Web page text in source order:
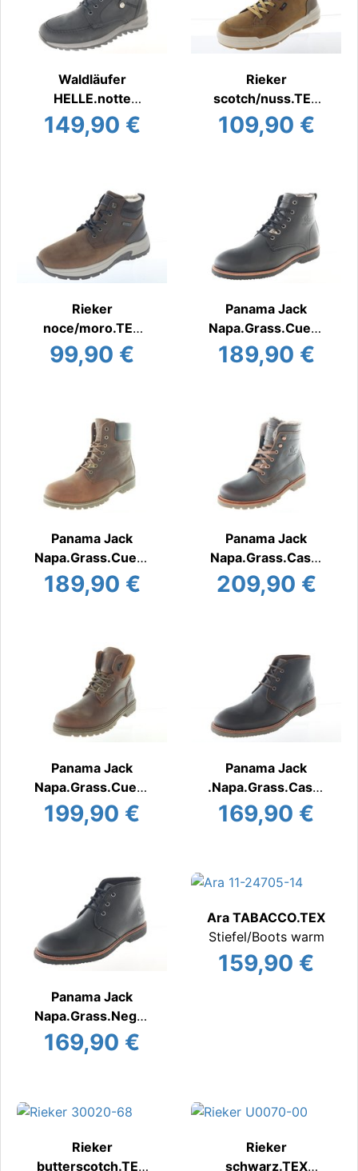
Waldläufer
HELLE.notte
Stiefel/Boots warm
149,90 €
Rieker
scotch/nuss.TEX
Stiefel/Boots warm
109,90 €
Rieker
noce/moro.TEX
Stiefel/Boots warm
99,90 €
Panama Jack
Napa.Grass.Cuero
Stiefel/Boots warm
189,90 €
Panama Jack
Napa.Grass.Cuero
Stiefel/Boots warm
189,90 €
Panama Jack
Napa.Grass.Casta
ño
Stiefel/Boots warm
209,90 €
Panama Jack
Napa.Grass.Cuero
.TEX
Stiefel/Boot
199,90 €
Panama Jack
.Napa.Grass.Casta
ño
Stiefel/Boot
169,90 €
Panama Jack
Napa.Grass.Negro
Stiefel/Boot
169,90 €
Ara TABACCO.TEX
Stiefel/Boots warm
159,90 €
Rieker
butterscotch.TEX
Rieker
schwarz.TEX